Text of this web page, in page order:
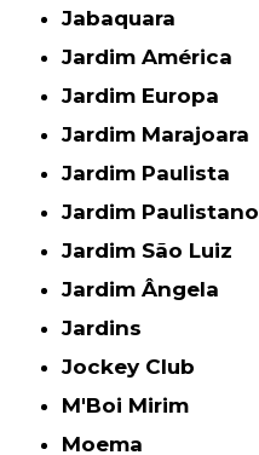
Jabaquara
Jardim América
Jardim Europa
Jardim Marajoara
Jardim Paulista
Jardim Paulistano
Jardim São Luiz
Jardim Ângela
Jardins
Jockey Club
M'Boi Mirim
Moema